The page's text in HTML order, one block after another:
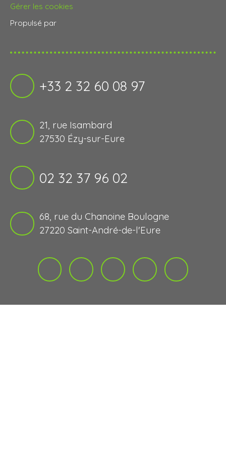
Gérer les cookies
Propulsé par
+33 2 32 60 08 97
21, rue Isambard
27530 Ézy-sur-Eure
02 32 37 96 02
68, rue du Chanoine Boulogne
27220 Saint-André-de-l'Eure